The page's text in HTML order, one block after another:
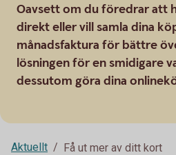
Oavsett om du föredrar att
direkt eller vill samla dina
månadsfaktura för bättre
lösningen för en smidigare
dessutom göra dina
Aktuellt Få ut mer av ditt kort